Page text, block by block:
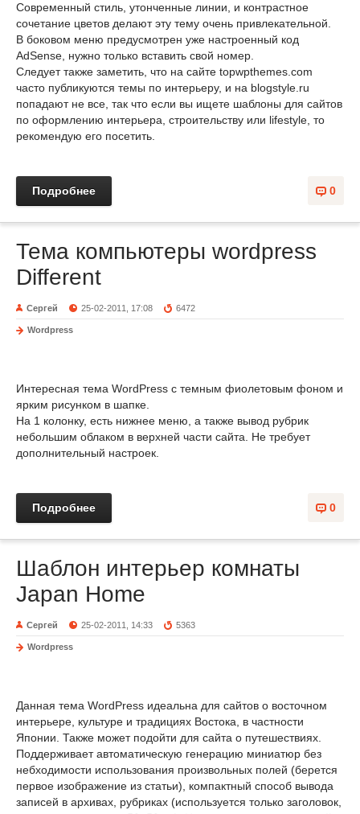
Современный стиль, утонченные линии, и контрастное
сочетание цветов делают эту тему очень привлекательной.
В боковом меню предусмотрен уже настроенный код
AdSense, нужно только вставить свой номер.
Следует также заметить, что на сайте topwpthemes.com
часто публикуются темы по интерьеру, и на blogstyle.ru
попадают не все, так что если вы ищете шаблоны для сайтов
по оформлению интерьера, строительству или lifestyle, то
рекомендую его посетить.
0
Подробнее
Тема компьютеры wordpress
Different
Сергей 25-02-2011, 17:08 6472
Wordpress
Интересная тема WordPress с темным фиолетовым фоном и
ярким рисунком в шапке.
На 1 колонку, есть нижнее меню, а также вывод рубрик
небольшим облаком в верхней части сайта. Не требует
дополнительный настроек.
0
Подробнее
Шаблон интерьер комнаты
Japan Home
Сергей 25-02-2011, 14:33 5363
Wordpress
Данная тема WordPress идеальна для сайтов о восточном
интерьере, культуре и традициях Востока, в частности
Японии. Также может подойти для сайта о путешествиях.
Поддерживает автоматическую генерацию миниатюр без
небходимости использования произвольных полей (берется
первое изображение из статьи), компактный способ вывода
записей в архивах, рубриках (используется только заголовок,